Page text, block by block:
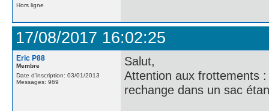
Hors ligne
17/08/2017 16:02:25
Eric P88
Membre
Date d'inscription: 03/01/2013
Messages: 969
Salut,
Attention aux frottements
rechange dans un sac